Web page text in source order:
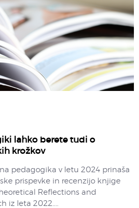
lahko berete tudi o
krožkov
pedagogika v letu 2024 prinaša
prispevke in recenzijo knjige
Reflections and
iz leta 2022....